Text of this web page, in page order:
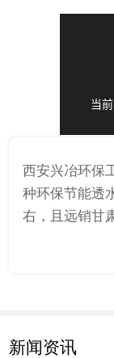
西安兴冶环保
种环保节能透
右，且远销甘
新闻资讯